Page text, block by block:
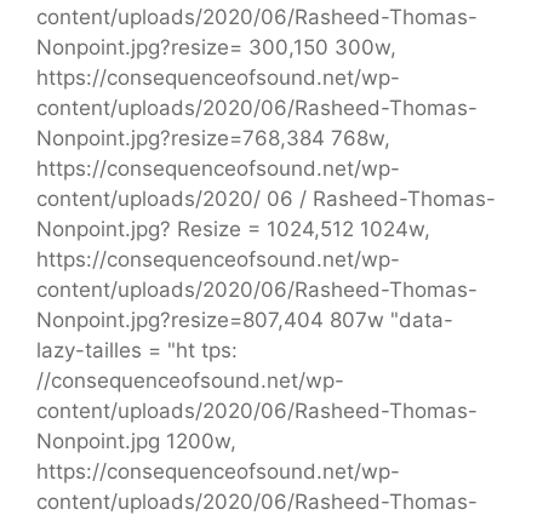
content/uploads/2020/06/Rasheed-Thomas-
Nonpoint.jpg?resize= 300,150 300w,
https://consequenceofsound.net/wp-
content/uploads/2020/06/Rasheed-Thomas-
Nonpoint.jpg?resize=768,384 768w,
https://consequenceofsound.net/wp-
content/uploads/2020/ 06 / Rasheed-Thomas-
Nonpoint.jpg? Resize = 1024,512 1024w,
https://consequenceofsound.net/wp-
content/uploads/2020/06/Rasheed-Thomas-
Nonpoint.jpg?resize=807,404 807w "data-
lazy-tailles = "ht tps:
//consequenceofsound.net/wp-
content/uploads/2020/06/Rasheed-Thomas-
Nonpoint.jpg 1200w,
https://consequenceofsound.net/wp-
content/uploads/2020/06/Rasheed-Thomas-